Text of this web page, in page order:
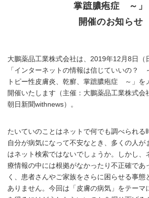
掌蹠膿疱症 ～」
開催のお知らせ
大鵬薬品工業株式会社は、2019年12月8日（
「インターネットの情報は信じていいの？
トピー性皮膚炎、乾癬、掌蹠膿疱症 ～」を
開催いたします（主催：大鵬薬品工業株式会
朝日新聞withnews）。
たいていのことはネットで何でも調べられる
自分が病気になって不安なとき、多くの人が
はネット検索ではないでしょうか。しかし、
療情報の中には根拠がなかったり不正確であ
く、患者さんやご家族をさらに困らせる事態
ありません。今回は「皮膚の病気」をテーマ